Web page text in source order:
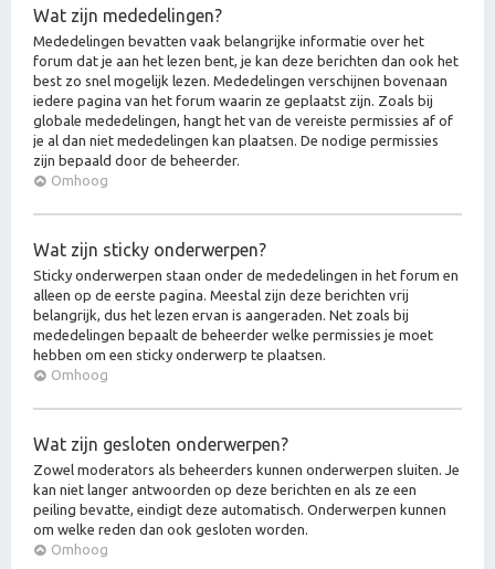
Wat zijn mededelingen?
Mededelingen bevatten vaak belangrijke informatie over het
forum dat je aan het lezen bent, je kan deze berichten dan ook het
best zo snel mogelijk lezen. Mededelingen verschijnen bovenaan
iedere pagina van het forum waarin ze geplaatst zijn. Zoals bij
globale mededelingen, hangt het van de vereiste permissies af of
je al dan niet mededelingen kan plaatsen. De nodige permissies
zijn bepaald door de beheerder.
Omhoog
Wat zijn sticky onderwerpen?
Sticky onderwerpen staan onder de mededelingen in het forum en
alleen op de eerste pagina. Meestal zijn deze berichten vrij
belangrijk, dus het lezen ervan is aangeraden. Net zoals bij
mededelingen bepaalt de beheerder welke permissies je moet
hebben om een sticky onderwerp te plaatsen.
Omhoog
Wat zijn gesloten onderwerpen?
Zowel moderators als beheerders kunnen onderwerpen sluiten. Je
kan niet langer antwoorden op deze berichten en als ze een
peiling bevatte, eindigt deze automatisch. Onderwerpen kunnen
om welke reden dan ook gesloten worden.
Omhoog